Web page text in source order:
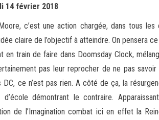
14 février 2018
c’est une action chargée, dans tous
claire de l’objectif à atteindre. On pensera
train de faire dans Doomsday Clock,
pas leur reprocher de ne pas
DC, ce n’est pas rien. A côté de ça, la
démontrant le contraire.
de l’Imagination combat ici en effet la